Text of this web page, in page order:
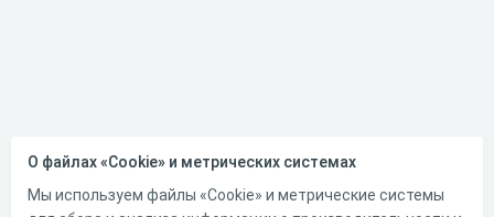
О файлах «Cookie» и метрических системах
Мы используем файлы «Cookie» и метрические системы